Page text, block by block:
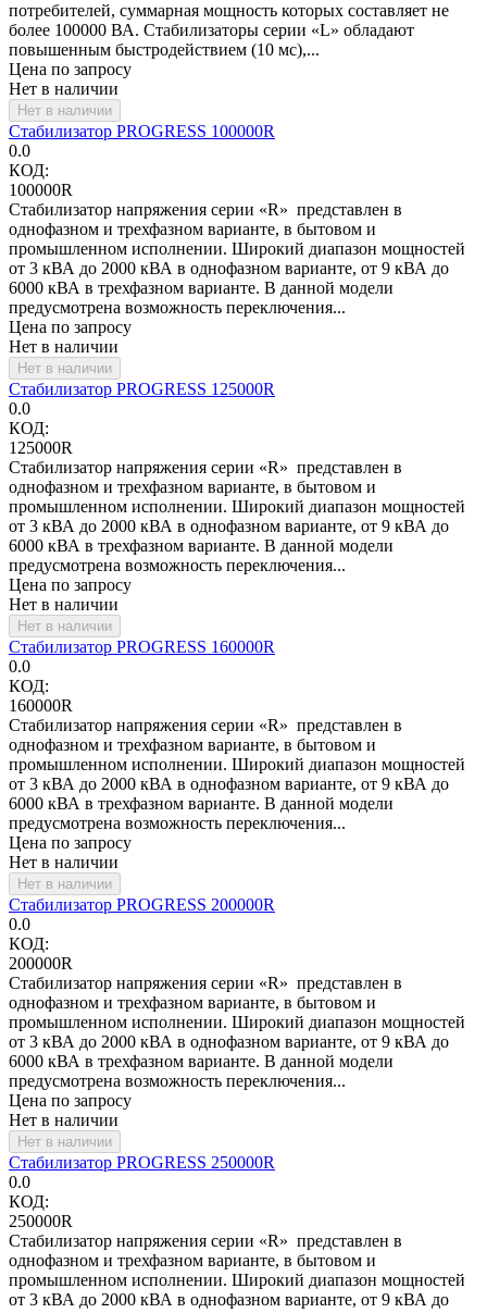
потребителей, суммарная мощность которых составляет не
более 100000 ВА. Стабилизаторы серии «L» обладают
повышенным быстродействием (10 мс),...
Цена по запросу
Нет в наличии
Нет в наличии
Стабилизатор PROGRESS 100000R
0.0
КОД:
100000R
Стабилизатор напряжения серии «R» представлен в
однофазном и трехфазном варианте, в бытовом и
промышленном исполнении. Широкий диапазон мощностей
от 3 кВА до 2000 кВА в однофазном варианте, от 9 кВА до
6000 кВА в трехфазном варианте. В данной модели
предусмотрена возможность переключения...
Цена по запросу
Нет в наличии
Нет в наличии
Стабилизатор PROGRESS 125000R
0.0
КОД:
125000R
Стабилизатор напряжения серии «R» представлен в
однофазном и трехфазном варианте, в бытовом и
промышленном исполнении. Широкий диапазон мощностей
от 3 кВА до 2000 кВА в однофазном варианте, от 9 кВА до
6000 кВА в трехфазном варианте. В данной модели
предусмотрена возможность переключения...
Цена по запросу
Нет в наличии
Нет в наличии
Стабилизатор PROGRESS 160000R
0.0
КОД:
160000R
Стабилизатор напряжения серии «R» представлен в
однофазном и трехфазном варианте, в бытовом и
промышленном исполнении. Широкий диапазон мощностей
от 3 кВА до 2000 кВА в однофазном варианте, от 9 кВА до
6000 кВА в трехфазном варианте. В данной модели
предусмотрена возможность переключения...
Цена по запросу
Нет в наличии
Нет в наличии
Стабилизатор PROGRESS 200000R
0.0
КОД:
200000R
Стабилизатор напряжения серии «R» представлен в
однофазном и трехфазном варианте, в бытовом и
промышленном исполнении. Широкий диапазон мощностей
от 3 кВА до 2000 кВА в однофазном варианте, от 9 кВА до
6000 кВА в трехфазном варианте. В данной модели
предусмотрена возможность переключения...
Цена по запросу
Нет в наличии
Нет в наличии
Стабилизатор PROGRESS 250000R
0.0
КОД:
250000R
Стабилизатор напряжения серии «R» представлен в
однофазном и трехфазном варианте, в бытовом и
промышленном исполнении. Широкий диапазон мощностей
от 3 кВА до 2000 кВА в однофазном варианте, от 9 кВА до